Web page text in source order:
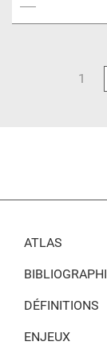
1
ATLAS
DÉFINITIONS
ENJEUX